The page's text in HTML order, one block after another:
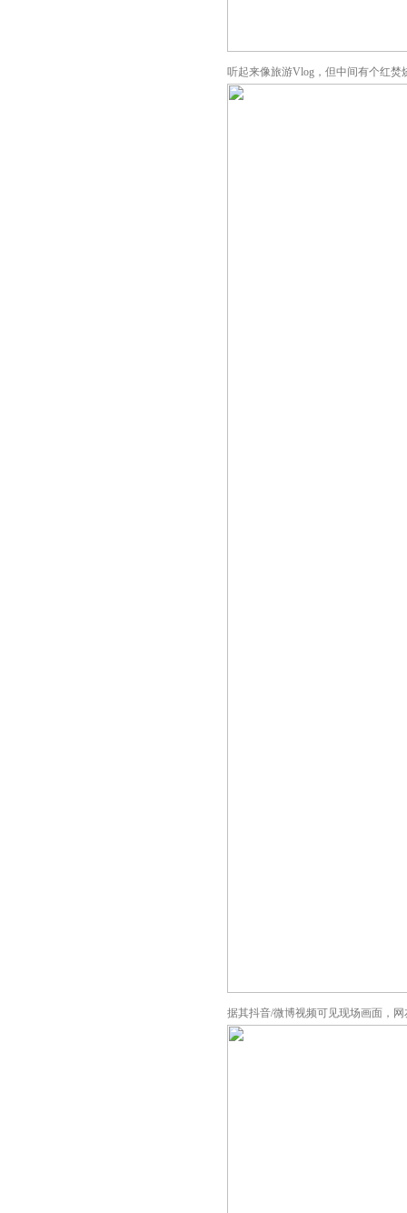
听起来像旅游Vlog，但中间有个红
据其抖音/微博视频可见现场画面，